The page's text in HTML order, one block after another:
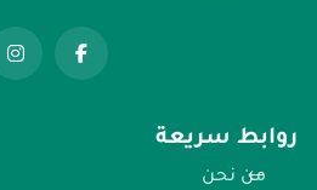
روابط سريعة
من نحن